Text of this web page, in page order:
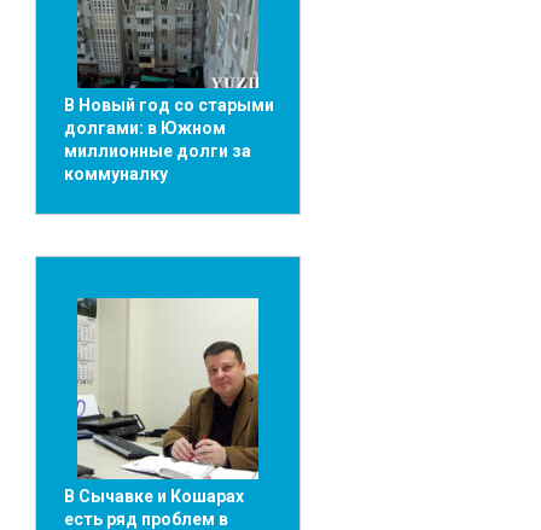
В Новый год со старыми
долгами: в Южном
миллионные долги за
коммуналку
В Сычавке и Кошарах
есть ряд проблем в